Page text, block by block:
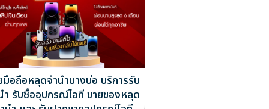
มือถือหลุดจำนำบางบ่อ บริการรับ
ำ รับซื้ออุปกรณ์ไอที ขายของหลุด